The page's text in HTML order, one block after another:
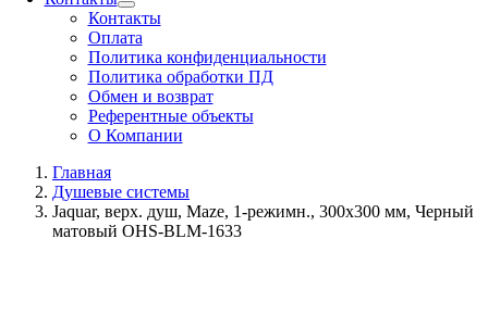
Контакты
Оплата
Политика конфиденциальности
Политика обработки ПД
Обмен и возврат
Референтные объекты
О Компании
Главная
Душевые системы
Jaquar, верх. душ, Maze, 1-режимн., 300х300 мм, Черный
матовый OHS-BLM-1633